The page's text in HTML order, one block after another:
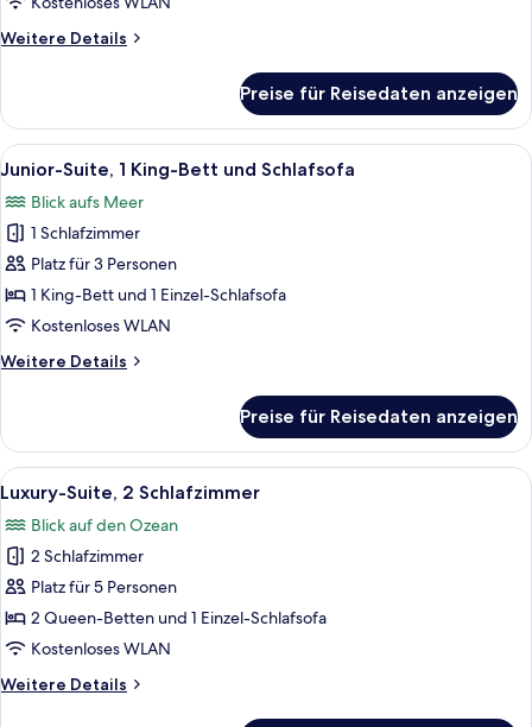
Weitere Details
Weitere
Zimmer,
2 Queen-
Betten
Preise für Reisedaten anzeigen
Alle
Fotos
für
Junior-
Suite,
1 King-
Bett
Schlafsofa
Ein Hotelzimmer mit Bett,
6
Junior-Suite, 1 King-Bett und Schlafsofa
Blick aufs Meer
1 Schlafzimmer
Platz für 3 Personen
1 King-Bett und 1 Einzel-Schlafsofa
Kostenloses WLAN
Weitere Details
Weitere
Suite,
1 King-
Bett
Schlafsofa
Preise für Reisedaten anzeigen
Alle
Fotos
für
Luxury-
Suite,
2 Schlafzimmer
anzeigen
Ein modernes Wohnzimmer mit
10
Luxury-Suite, 2 Schlafzimmer
Blick auf den Ozean
2 Schlafzimmer
Platz für 5 Personen
2 Queen-Betten und 1 Einzel-Schlafsofa
Kostenloses WLAN
Weitere Details
Weitere